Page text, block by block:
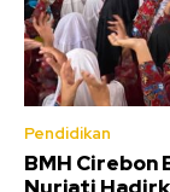
Pendidikan
BMH Cirebon